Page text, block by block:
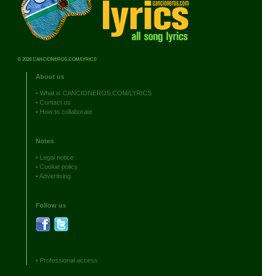
© 2026 CANCIONEROS.COM/LYRICS
About us
• What is CANCIONEROS.COM/LYRICS
• Contact us
• How to collaborate
Notes
•
Legal notice
• Cookie policy
•Advertising
Follow us
• Professional access